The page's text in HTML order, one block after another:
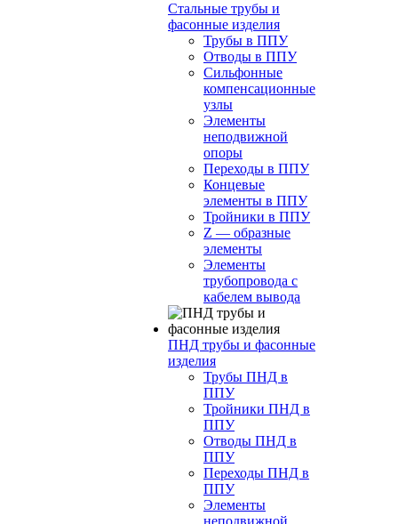
Стальные трубы и
фасонные изделия
Трубы в ППУ
Отводы в ППУ
Сильфонные
компенсационные
узлы
Элементы
неподвижной
опоры
Переходы в ППУ
Концевые
элементы в ППУ
Тройники в ППУ
Z — образные
элементы
Элементы
трубопровода с
кабелем вывода
ПНД трубы и фасонные
изделия
Трубы ПНД в
ППУ
Тройники ПНД в
ППУ
Отводы ПНД в
ППУ
Переходы ПНД в
ППУ
Элементы
неподвижной